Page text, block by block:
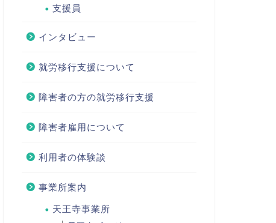
支援員
インタビュー
就労移行支援について
障害者の方の就労移行支援
障害者雇用について
利用者の体験談
事業所案内
天王寺事業所